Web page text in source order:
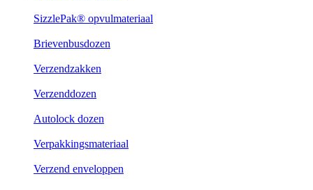
SizzlePak® opvulmateriaal
Brievenbusdozen
Verzendzakken
Verzenddozen
Autolock dozen
Verpakkingsmateriaal
Verzend enveloppen